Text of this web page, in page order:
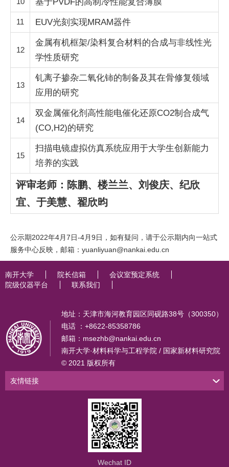
11 EUV光刻实现MRAM器件
12
金属有机框架/染料复合材料的合成与非线性光
学性质研究
13
钆离子掺杂二氧化铈的制备及其在骨修复领域
应用的研究
14
双金属催化剂高性能电催化还原CO2制合成气
(CO,H2)的研究
15
扫描电镜虚拟仿真系统应用于大学生创新能力
培养的实践
评审老师：陈鹏、楼兰兰、刘俊庆、纪欣
宜、于美慧、翟欣昀
公示期2022年4月7日-4月9日，如有疑问，请于公示期内向一站式
服务中心反映，邮箱：yuanliyuan@nankai.edu.cn
南开大学 院长信箱
会议室预定系统
院级仪器平台
联系我们
地址：天津市海河教育园区同砚路38号（300350）
电话 ：+8622-85358786
邮箱：msezhb@nankai.edu.cn
南开大学·材料科学与工程学院 / 国家新材料研究院
© 2021 版权所有
友情链接
Wechat ID